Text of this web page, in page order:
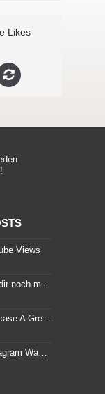
Page Likes
Views